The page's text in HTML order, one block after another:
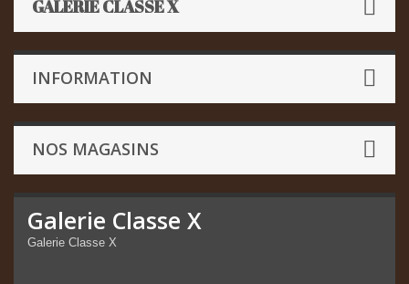
GALERIE CLASSE X
INFORMATION
NOS MAGASINS
Galerie Classe X
Galerie Classe X